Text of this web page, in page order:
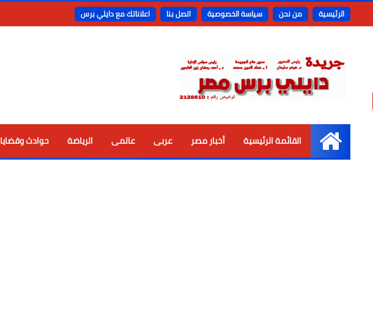
الرئيسية من نحن سياسة الخصوصية اتصل بنا اعلاناتك مع دايلي برس
الرئيسية
القائمة الرئيسية أخبار مصر عربى عالمى الرياضة حوادث وقضايا